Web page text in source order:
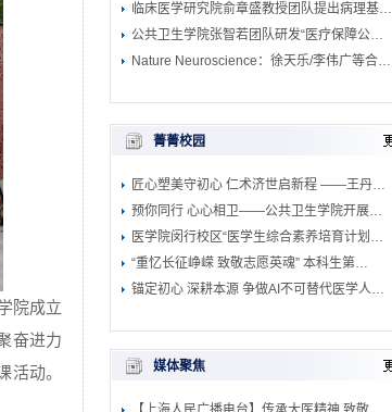
院成立
奋进力
活动。
临床医学研究院俞章盛教授团队提出病理基…
公共卫生学院张智若团队研发“医疗保障公…
Nature Neuroscience：徐天乐/李伟广等合…
菁菁校园
匠心塑美守初心 仁术济世启新程 ——王丹…
预你同行 心心相卫——公共卫生学院开展…
医学院闵行校区“医学生综合素养培育计划…
“重忆长征峥嵘 致敬志愿英魂” 本科生第…
锚定初心 深耕本源 争做AI不可替代医学人…
媒体聚焦